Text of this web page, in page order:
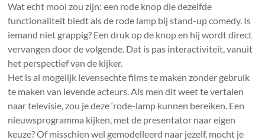
Wat echt mooi zou zijn: een rode knop die dezelfde
functionaliteit biedt als de rode lamp bij stand-up comedy. Is
iemand niet grappig? Een druk op de knop en hij wordt direct
vervangen door de volgende. Dat is pas interactiviteit, vanuit
het perspectief van de kijker.
Het is al mogelijk levensechte films te maken zonder gebruik
te maken van levende acteurs. Als men dit weet te vertalen
naar televisie, zou je deze ‘rode-lamp kunnen bereiken. Een
nieuwsprogramma kijken, met de presentator naar eigen
keuze? Of misschien wel gemodelleerd naar jezelf, mocht je